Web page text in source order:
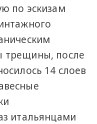
по эскизам
трещины, после
14 слоев
итальянцами